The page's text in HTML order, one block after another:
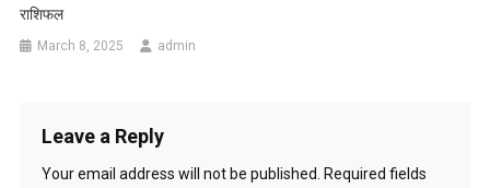
राशिफल
March 8, 2025 admin
Leave a Reply
Your email address will not be published.
Required fields